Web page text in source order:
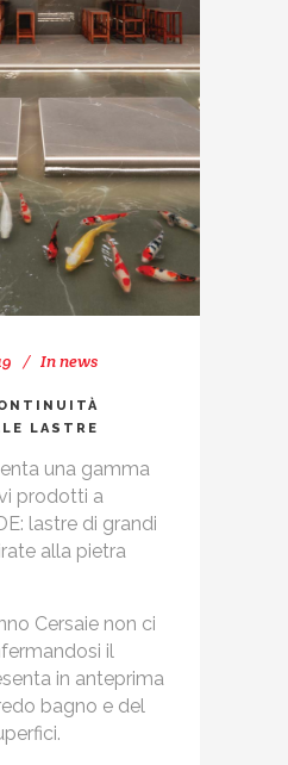
Innews
LASTRE
una gamma
prodotti a
lastre di grandi
alla pietra
Cersaie non ci
il
in anteprima
bagno e del